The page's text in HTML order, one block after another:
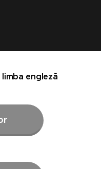
engleză